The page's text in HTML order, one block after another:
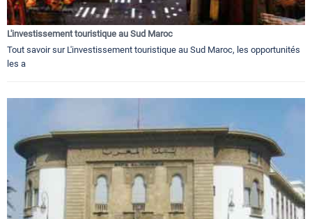
L'investissement touristique au Sud Maroc
Tout savoir sur L'investissement touristique au Sud Maroc, les opportunités
les a